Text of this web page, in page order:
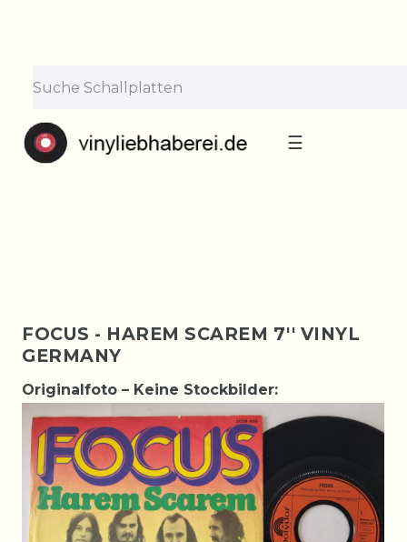
Bestellungen nehmen wir gerne entgegen —
der Versand startet wieder ab Montag, 31.
☰
FOCUS - HAREM SCAREM 7'' VINYL
GERMANY
Originalfoto – Keine Stockbilder: